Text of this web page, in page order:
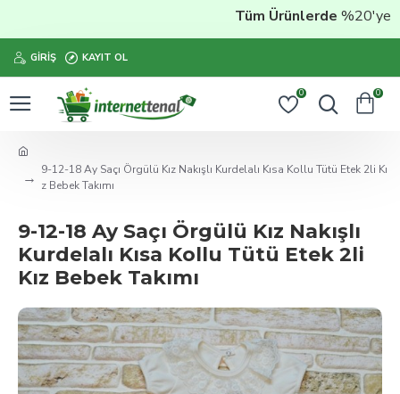
Tüm Ürünlerde%20'ye
GIRIŞ KAYIT OL
0 0
9-12-18 Ay Saçı Örgülü Kız Nakışlı Kurdelalı Kısa Kollu Tütü Etek 2li Kı
z Bebek Takımı
9-12-18 Ay Saçı Örgülü Kız Nakışlı
Kurdelalı Kısa Kollu Tütü Etek 2li
Kız Bebek Takımı